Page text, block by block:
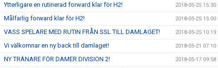
Ytterligare en rutinerad forward klar för H2! 2018-05-25 15:30
Målfarlig forward klar för H2! 2018-05-25 15:00
VASS SPELARE MED RUTIN FRÅN SSL TILL DAMLAGET! 2018-05-25 10:19
Vi välkomnar en ny back till damlaget! 2018-05-21 07:10
NY TRÄNARE FÖR DAMER DIVISION 2! 2018-05-17 09:58